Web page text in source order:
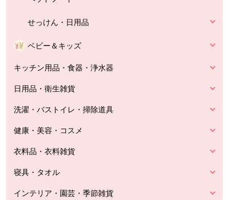
せっけん・日用品
ベビー＆キッズ
キッチン用品・食器・浄水器
日用品・衛生雑貨
洗濯・バストイレ・掃除道具
健康・美容・コスメ
衣料品・衣料雑貨
寝具・タオル
インテリア・園芸・季節雑貨